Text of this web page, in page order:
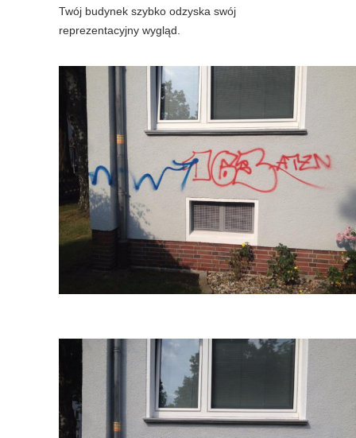
Twój budynek szybko odzyska swój
reprezentacyjny wygląd.